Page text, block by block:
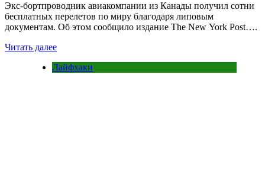
Экс-бортпроводник авиакомпании из Канады получил сотни
бесплатных перелетов по миру благодаря липовым
документам. Об этом сообщило издание The New York Post….
Читать далее
Лайфхаки